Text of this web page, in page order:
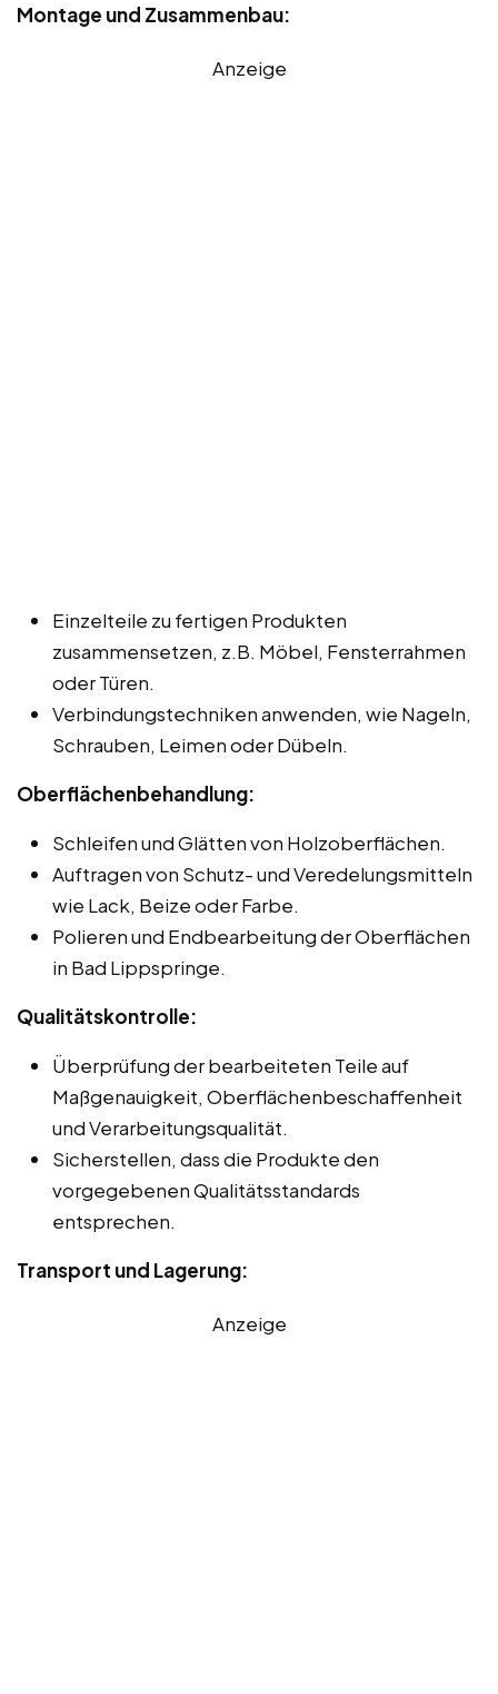
Montage und Zusammenbau:
Anzeige
Einzelteile zu fertigen Produkten
zusammensetzen, z.B. Möbel, Fensterrahmen
oder Türen.
Verbindungstechniken anwenden, wie Nageln,
Schrauben, Leimen oder Dübeln.
Oberflächenbehandlung:
Schleifen und Glätten von Holzoberflächen.
Auftragen von Schutz- und Veredelungsmitteln
wie Lack, Beize oder Farbe.
Polieren und Endbearbeitung der Oberflächen
in Bad Lippspringe.
Qualitätskontrolle:
Überprüfung der bearbeiteten Teile auf
Maßgenauigkeit, Oberflächenbeschaffenheit
und Verarbeitungsqualität.
Sicherstellen, dass die Produkte den
vorgegebenen Qualitätsstandards
entsprechen.
Transport und Lagerung:
Anzeige